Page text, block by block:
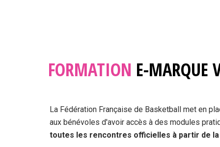
FORMATION E-MARQUE
La Fédération Française de Basketball met en
aux bénévoles d'avoir accès à des modules
toutes les rencontres officielles à partir de